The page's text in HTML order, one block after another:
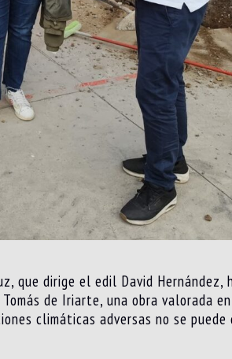
que dirige el edil David Hernández,
de Iriarte, una obra valorada
climáticas adversas no se